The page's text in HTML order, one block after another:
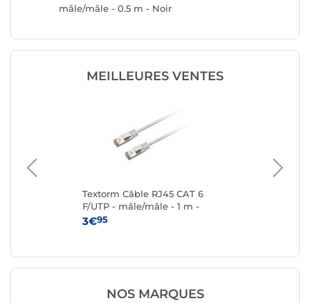
mâle/mâle - 0.5 m - Noir
MEILLEURES VENTES
Textorm Câble RJ45 CAT 6
F/UTP - mâle/mâle - 1 m -
Blanc
3€95
NOS MARQUES